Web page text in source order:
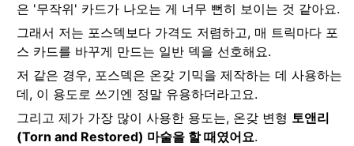
은 '무작위' 카드가 나오는 게 너무 뻔히 보이는 것 같아요.
그래서 저는 포스덱보다 가격도 저렴하고, 매 트릭마다 포
스 카드를 바꾸게 만드는 일반 덱을 선호해요.
저 같은 경우, 포스덱은 온갖 기믹을 제작하는 데 사용하는
데, 이 용도로 쓰기엔 정말 유용하더라고요.
그리고 제가 가장 많이 사용한 용도는, 온갖 변형 토앤리
(Torn and Restored) 마술을 할 때였어요.